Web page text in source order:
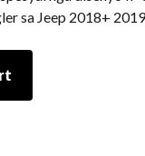
sa Jeep 2018+ 2019